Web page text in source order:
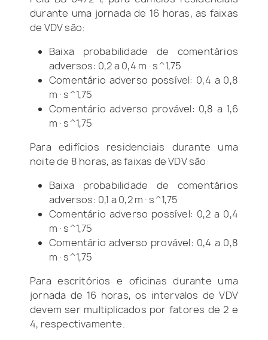
durante uma jornada de 16 horas, as faixas
de VDV são:
Baixa probabilidade de comentários
adversos: 0,2 a 0,4 m·s^1,75
Comentário adverso possível: 0,4 a 0,8
m·s^1,75
Comentário adverso provável: 0,8 a 1,6
m·s^1,75
Para edifícios residenciais durante uma
noite de 8 horas, as faixas de VDV são:
Baixa probabilidade de comentários
adversos: 0,1 a 0,2 m·s^1,75
Comentário adverso possível: 0,2 a 0,4
m·s^1,75
Comentário adverso provável: 0,4 a 0,8
m·s^1,75
Para escritórios e oficinas durante uma
jornada de 16 horas, os intervalos de VDV
devem ser multiplicados por fatores de 2 e
4, respectivamente.